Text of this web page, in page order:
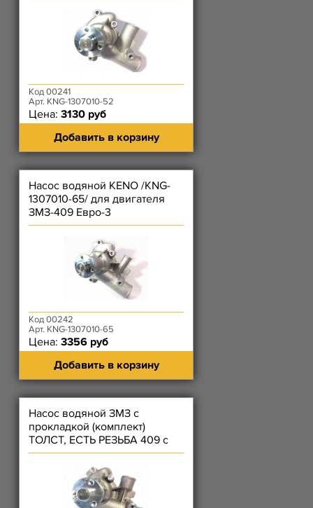
Код 00241
Арт. KNG-1307010-52
Цена: 3130 руб
Добавить в корзину
Насос водяной KENO /KNG-
1307010-65/ для двигателя
ЗМЗ-409 Евро-3
Код 00242
Арт. KNG-1307010-65
Цена: 3356 руб
Добавить в корзину
Насос водяной ЗМЗ с
прокладкой (комплект)
ТОЛСТ, ЕСТЬ РЕЗЬБА 409 с
ГУРом